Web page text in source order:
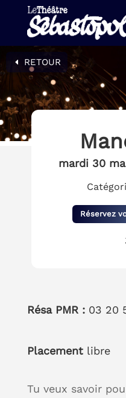
RETOUR
mardi 30
Réservez
Résa PMR : 03 20
Placement libre
Tu veux savoir